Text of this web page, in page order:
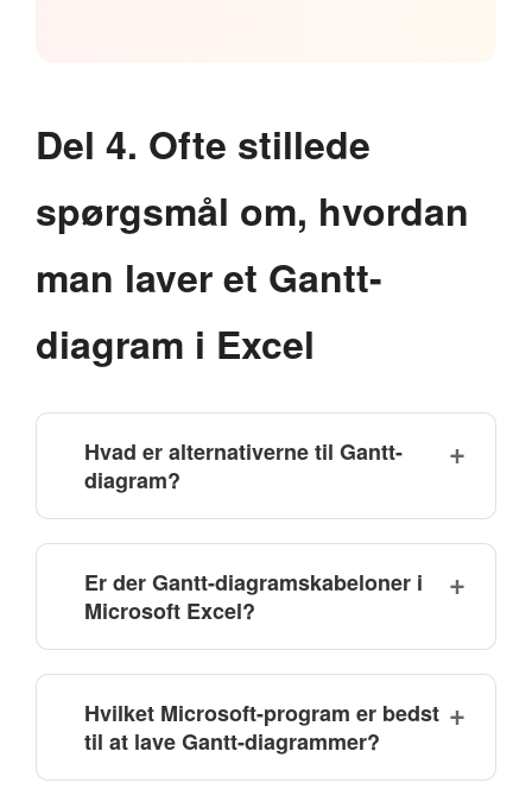
Del 4. Ofte stillede
spørgsmål om, hvordan
man laver et Gantt-
diagram i Excel
Hvad er alternativerne til Gantt-
diagram?
Er der Gantt-diagramskabeloner i
Microsoft Excel?
Hvilket Microsoft-program er bedst
til at lave Gantt-diagrammer?